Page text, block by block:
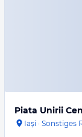
Piata Unirii
Iaşi · Sonstiges